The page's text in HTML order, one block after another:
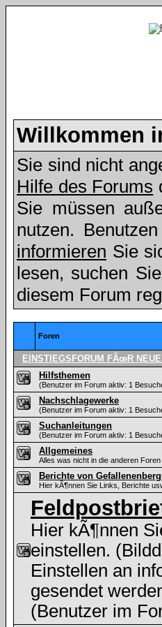
Willkommen
Sie sind nicht
Hilfe des Forums
Sie müssen
nutzen.
informieren Sie
lesen, suchen
diesem Forum
Foren
EINSTIEGSFORUM FÃœR
Hilfsthemen
(Benutzer im Forum aktiv: 1
Nachschlagewerke
(Benutzer im Forum aktiv: 1
Suchanleitungen
(Benutzer im Forum aktiv: 1
Allgemeines
Alles was nicht in die anderen
Berichte von
Hier kÃ¶nnen Sie Links, Berichte
Hier kÃ¶nnen
einstellen.
Einstellen an
gesendet
(Benutzer im